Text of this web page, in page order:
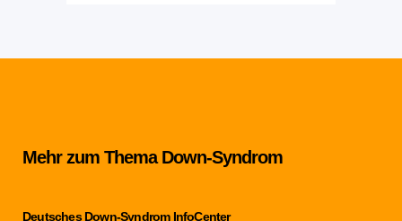
Mehr zum Thema Down-Syndrom
Deutsches Down-Syndrom InfoCenter